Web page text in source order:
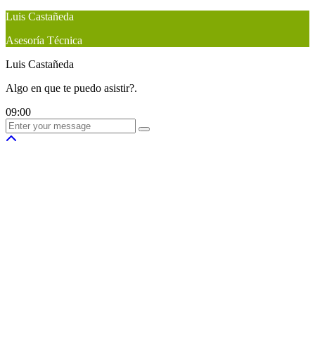
Luis Castañeda
Asesoría Técnica
Luis Castañeda
Algo en que te puedo asistir?.
09:00